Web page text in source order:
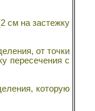
см на застежку
от точки
пересечения с
которую